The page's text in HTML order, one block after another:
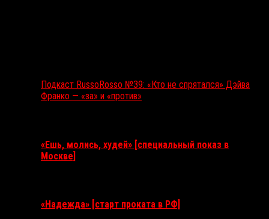
Подкаст RussoRosso №39: «Кто не спрятался» Дэйва
Франко — «за» и «против»
«Ешь, молись, худей» [специальный показ в
Москве]
«Надежда» [старт проката в РФ]